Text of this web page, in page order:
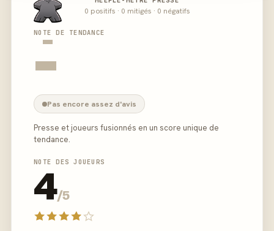
-
0 positifs · 0 mitigés · 0 négatifs
NOTE DE TENDANCE
-
Pas encore assez d'avis
Presse et joueurs fusionnés en un score unique de
tendance.
NOTE DES JOUEURS
4/5